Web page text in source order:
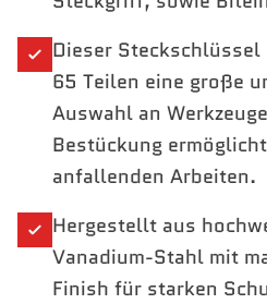
1/2" Verlängerung 75 | 250 mm
1/2" Umschaltknarre, 45 Zähne
Sechskant-Stiftschlüssel 1,25 |
Dieser
65 Teilen eine große
Auswahl an
Bestückung
anfallenden Arbeiten.
Hergestellt aus
Vanadium-Stahl mit
Finish für starken